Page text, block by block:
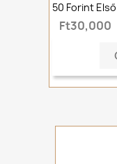
50 Forint Első
Ft30,000